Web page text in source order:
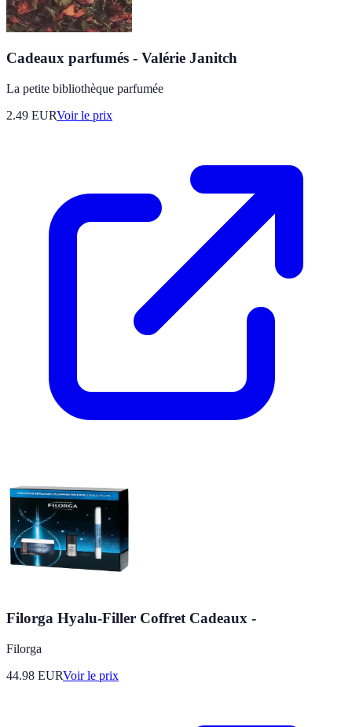
Cadeaux parfumés - Valérie Janitch
La petite bibliothèque parfumée
2.49 EURVoir le prix
Filorga Hyalu-Filler Coffret Cadeaux -
Filorga
44.98 EURVoir le prix